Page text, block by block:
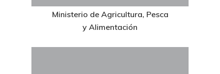
Ministerio de Agricultura, Pesca
y Alimentación